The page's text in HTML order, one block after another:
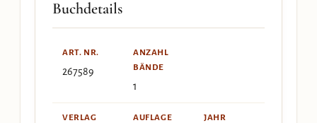
Buchdetails
ART. NR.
267589
ANZAHL
BÄNDE
1
VERLAG AUFLAGE JAHR